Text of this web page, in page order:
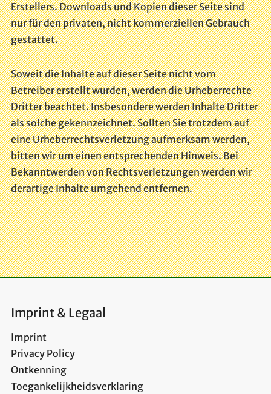
Erstellers. Downloads und Kopien dieser Seite sind
nur für den privaten, nicht kommerziellen Gebrauch
gestattet.
Soweit die Inhalte auf dieser Seite nicht vom
Betreiber erstellt wurden, werden die Urheberrechte
Dritter beachtet. Insbesondere werden Inhalte Dritter
als solche gekennzeichnet. Sollten Sie trotzdem auf
eine Urheberrechtsverletzung aufmerksam werden,
bitten wir um einen entsprechenden Hinweis. Bei
Bekanntwerden von Rechtsverletzungen werden wir
derartige Inhalte umgehend entfernen.
Imprint & Legaal
Imprint
Privacy Policy
Ontkenning
Toegankelijkheidsverklaring